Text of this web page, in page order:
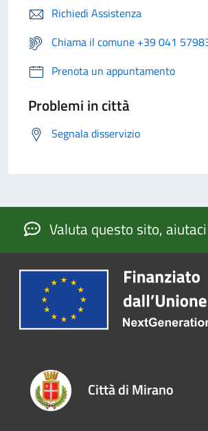
Richiedi Assistenza
Chiama il comune +39 041
Prenota un appuntamento
Problemi in città
Segnala disservizio
Valuta questo sito,
Città di Mirano